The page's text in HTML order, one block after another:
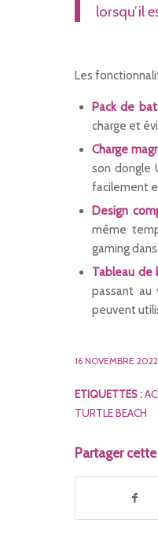
lorsqu’il
Les
Pack de
charge et
Charge
son dongle
facilement
Design
même
gaming
Tableau de
passant au
peuvent
16 NOVEMBRE 2022
ETIQUETTES :
TURTLE BEACH
Partager